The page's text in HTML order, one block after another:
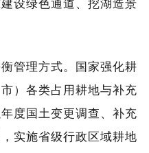
设绿色通道、挖湖造景
理方式。国家强化耕
）各类占用耕地与补充
度国土变更调查、补充
实施省级行政区域耕地